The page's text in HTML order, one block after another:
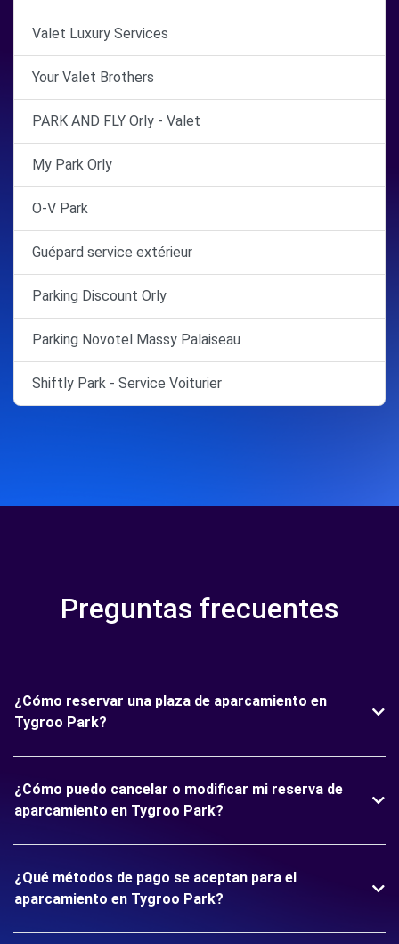
Valet Luxury Services
Your Valet Brothers
PARK AND FLY Orly - Valet
My Park Orly
O-V Park
Guépard service extérieur
Parking Discount Orly
Parking Novotel Massy Palaiseau
Shiftly Park - Service Voiturier
Preguntas frecuentes
¿Cómo reservar una plaza de aparcamiento en
Tygroo Park?
¿Cómo puedo cancelar o modificar mi reserva de
aparcamiento en Tygroo Park?
¿Qué métodos de pago se aceptan para el
aparcamiento en Tygroo Park?